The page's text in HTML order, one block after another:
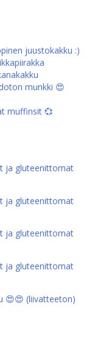
juustokakku :)
munkki 😍
muffinsit 💞
ja gluteenittomat
ja gluteenittomat
ja gluteenittomat
ja gluteenittomat
😍😍 (liivatteeton)